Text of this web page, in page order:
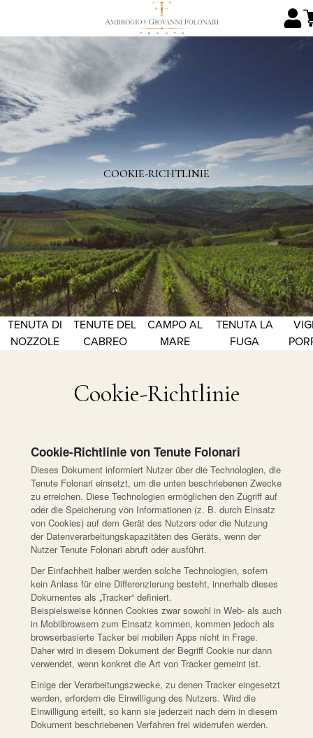
COOKIE-RICHTLINIE
TENUTA DI
NOZZOLE
TENUTE DEL
CABREO
CAMPO AL
MARE
TENUTA LA
FUGA
Cookie-Richtlinie
Cookie-Richtlinie von Tenute Folonari
Dieses Dokument informiert Nutzer über die Technologien, die
Tenute Folonari einsetzt, um die unten beschriebenen Zwecke
zu erreichen. Diese Technologien ermöglichen den Zugriff auf
oder die Speicherung von Informationen (z. B. durch Einsatz
von Cookies) auf dem Gerät des Nutzers oder die Nutzung
der Datenverarbeitungskapazitäten des Geräts, wenn der
Nutzer Tenute Folonari abruft oder ausführt.
Der Einfachheit halber werden solche Technologien, sofern
kein Anlass für eine Differenzierung besteht, innerhalb dieses
Dokumentes als „Tracker“ definiert.
Beispielsweise können Cookies zwar sowohl in Web- als auch
in Mobilbrowsern zum Einsatz kommen, kommen jedoch als
browserbasierte Tacker bei mobilen Apps nicht in Frage.
Daher wird in diesem Dokument der Begriff Cookie nur dann
verwendet, wenn konkret die Art von Tracker gemeint ist.
Einige der Verarbeitungszwecke, zu denen Tracker eingesetzt
werden, erfordern die Einwilligung des Nutzers. Wird die
Einwilligung erteilt, so kann sie jederzeit nach dem in diesem
Dokument beschriebenen Verfahren frei widerrufen werden.